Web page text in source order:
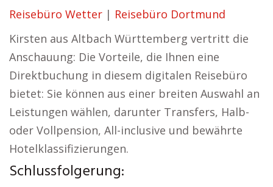
Reisebüro Wetter | Reisebüro Dortmund
Kirsten aus Altbach Württemberg vertritt die
Anschauung: Die Vorteile, die Ihnen eine
Direktbuchung in diesem digitalen Reisebüro
bietet: Sie können aus einer breiten Auswahl an
Leistungen wählen, darunter Transfers, Halb-
oder Vollpension, All-inclusive und bewährte
Hotelklassifizierungen.
Schlussfolgerung: